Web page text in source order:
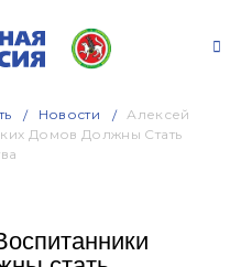
Новости
Алексей
Домов Должны Стать